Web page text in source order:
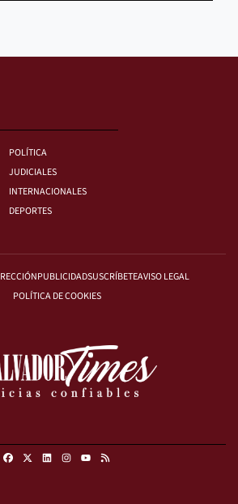
POLÍTICA
JUDICIALES
INTERNACIONALES
DEPORTES
PUBLICIDADSUSCRÍBETEAVISO LEGAL
POLÍTICA DE COOKIES
FacebookLinkedinInstagram